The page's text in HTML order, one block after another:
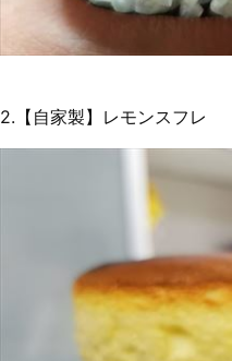
2.【自家製】レモンスフレ